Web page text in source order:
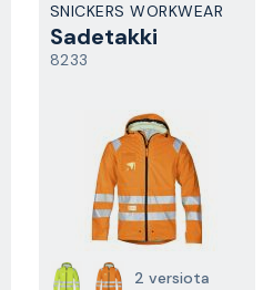
SNICKERS WORKWEAR
Sadetakki
8233
2 versiota